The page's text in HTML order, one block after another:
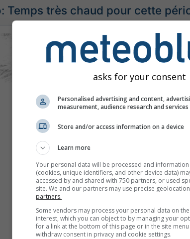
Temps très chaud pour cette
asks for your consent
Personalised advertising and content,
measurement, audience research and
Store and/or access information on a device
Learn more
Your personal data will be processed and
(cookies, unique identifiers, and other device data)
accessed by and shared with 750 partners, or used
site. We and our partners may use precise
partners.
Some vendors may process your personal data on
interest, which you can object to by managing your
for a link at the bottom of this page or in the site
withdraw consent in privacy and cookie settings.